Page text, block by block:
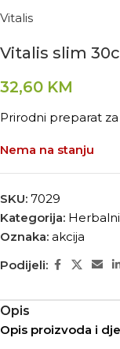
Vitalis
Vitalis slim
32,60 KM
Prirodni preparat
Nema na stanju
SKU: 7029
Kategorija:
Oznaka: akcija
Podijeli:
Opis
Opis proizvoda i